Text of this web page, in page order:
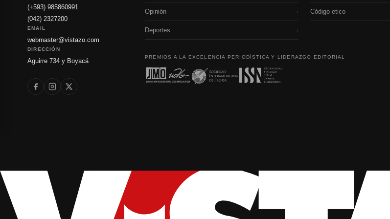
(+593) 985860991
(042) 2327200
EMAIL
webmaster@vistazo.com
DIRECCIÓN
Aguirre 734 y Boyacá
Opinión ›
Deportes ›
Código etico
PREMIOS A LA EXCELENCIA PERIODÍSTICA Y LIDERAZGO EDITORIAL